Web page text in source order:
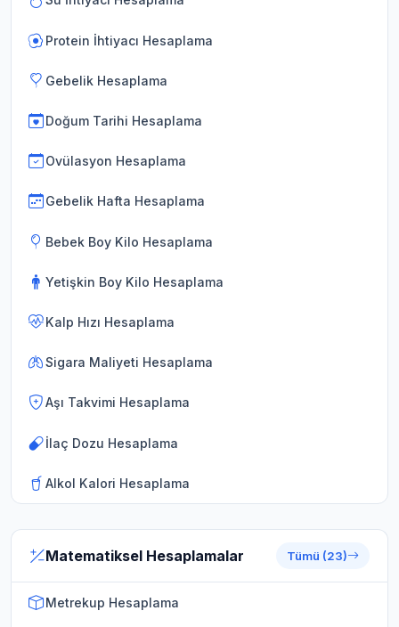
Protein İhtiyacı Hesaplama
Gebelik Hesaplama
Doğum Tarihi Hesaplama
Ovülasyon Hesaplama
Gebelik Hafta Hesaplama
Bebek Boy Kilo Hesaplama
Yetişkin Boy Kilo Hesaplama
Kalp Hızı Hesaplama
Sigara Maliyeti Hesaplama
Aşı Takvimi Hesaplama
İlaç Dozu Hesaplama
Alkol Kalori Hesaplama
Matematiksel Hesaplamalar Tümü (23)
Metrekup Hesaplama